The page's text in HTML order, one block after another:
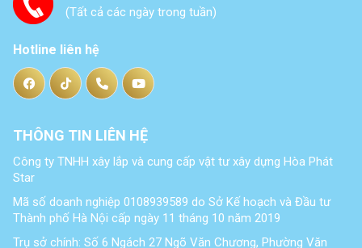
(Tất cả các ngày trong tuần)
Hotline liên hệ
THÔNG TIN LIÊN HỆ
Công ty TNHH xây lắp và cung cấp vật tư xây dựng Hòa Phát
Star
Mã số doanh nghiệp 0108939589 do Sở Kế hoạch và Đầu tư
Thành phố Hà Nội cấp ngày 11 tháng 10 năm 2019
Trụ sở chính: Số 6 Ngách 27 Ngõ Văn Chương, Phường Văn